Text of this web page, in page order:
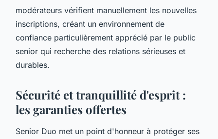
modérateurs vérifient manuellement les nouvelles
inscriptions, créant un environnement de
confiance particulièrement apprécié par le public
senior qui recherche des relations sérieuses et
durables.
Sécurité et tranquillité d'esprit :
les garanties offertes
Senior Duo met un point d'honneur à protéger ses